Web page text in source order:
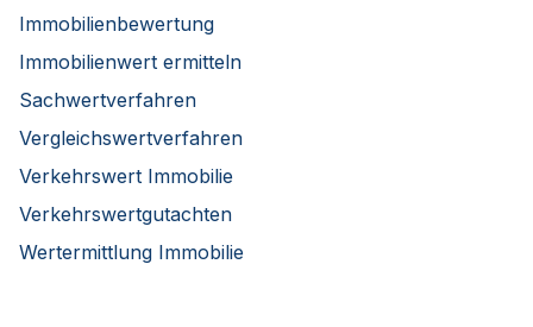
Immobilienbewertung
Immobilienwert ermitteln
Sachwertverfahren
Vergleichswertverfahren
Verkehrswert Immobilie
Verkehrswertgutachten
Wertermittlung Immobilie